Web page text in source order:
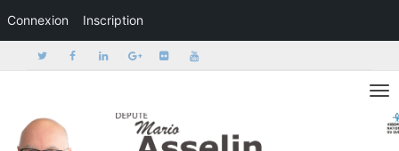
Connexion Inscription
Activer/